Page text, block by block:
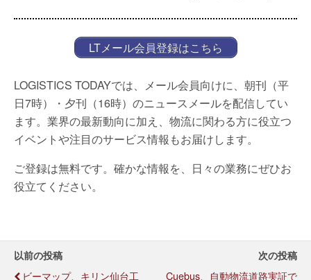
LTメール会員登録はこちら
LOGISTICS TODAYでは、メール会員向けに、朝刊（平
日7時）・夕刊（16時）のニュースメールを配信してい
ます。業界の最新動向に加え、物流に関わる方に役立つ
イベントや注目のサービス情報もお届けします。
ご登録は無料です。確かな情報を、日々の業務にぜひお
役立てください。
以前の投稿
ビーマップ、キリン仙台工
次の投稿
Cuebus、自動物流道路実証で